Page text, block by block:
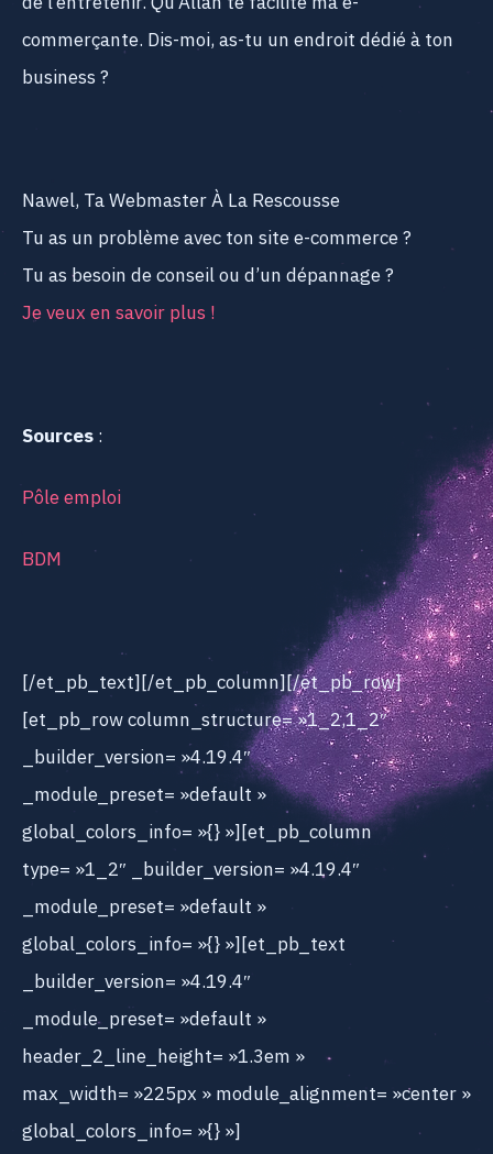
commerçante. Dis-moi, as-tu un endroit dédié à ton
business ?
Nawel, Ta Webmaster À La Rescousse
Tu as un problème avec ton site e-commerce ?
Tu as besoin de conseil ou d’un dépannage ?
Je veux en savoir plus !
Sources:
Pôle emploi
BDM
[/et_pb_text][/et_pb_column][/et_pb_row]
[et_pb_row column_structure= »1_2,1_2″
_builder_version= »4.19.4″
_module_preset= »default »
global_colors_info= »{} »][et_pb_column
type= »1_2″ _builder_version= »4.19.4″
_module_preset= »default »
global_colors_info= »{} »][et_pb_text
_builder_version= »4.19.4″
_module_preset= »default »
header_2_line_height= »1.3em »
max_width= »225px » module_alignment= »center »
global_colors_info= »{} »]